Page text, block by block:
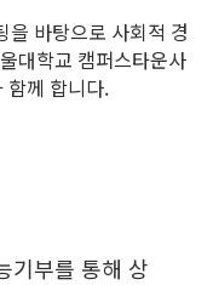
을 바탕으로 사회적 경
대학교 캠퍼스타운사
함께 합니다.
기부를 통해 상